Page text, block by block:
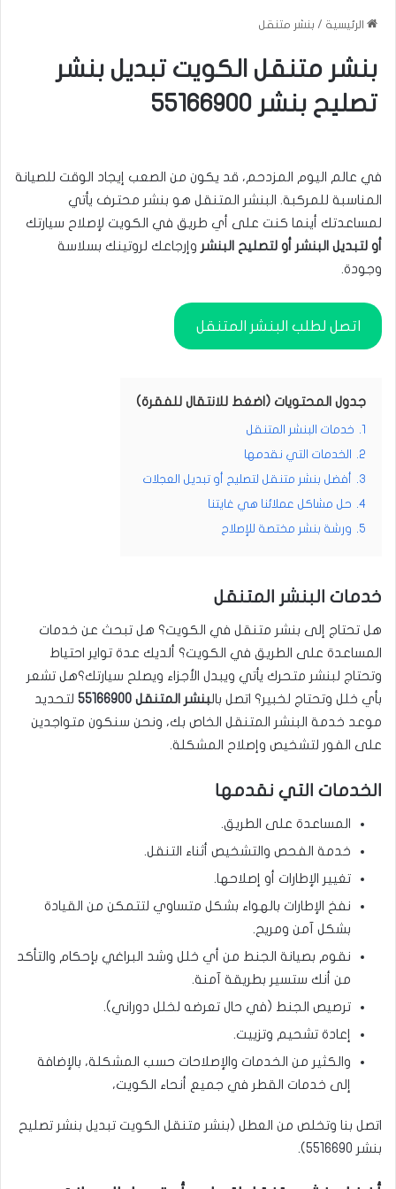
الرئيسية / بنشر متنقل
بنشر متنقل الكويت تبديل بنشر
تصليح بنشر 55166900
في عالم اليوم المزدحم، قد يكون من الصعب إيجاد الوقت للصيانة
المناسبة للمركبة. البنشر المتنقل هو بنشر محترف يأتي
لمساعدتك أينما كنت على أي طريق في الكويت لإصلاح سيارتك
أو لتبديل البنشر أو لتصليح البنشر وإرجاعك لروتينك بسلاسة
وجودة.
اتصل لطلب البنشر المتنقل
جدول المحتويات (اضغط للانتقال للفقرة)
خدمات البنشر المتنقل
2.
الخدمات التي نقدمها
3.
أفضل بنشر متنقل لتصليح أو تبديل العجلات
4.
حل مشاكل عملائنا هي غايتنا
5.
ورشة بنشر مختصة للإصلاح
خدمات البنشر المتنقل
هل تحتاج إلى بنشر متنقل في الكويت؟ هل تبحث عن خدمات
المساعدة على الطريق في الكويت؟ ألديك عدة تواير احتياط
وتحتاج لبنشر متحرك يأتي ويبدل الأجزاء ويصلح سيارتك؟هل تشعر
بأي خلل وتحتاج لخبير؟ اتصل بالبنشر المتنقل 55166900 لتحديد
موعد خدمة البنشر المتنقل الخاص بك، ونحن سنكون متواجدين
على الفور لتشخيص وإصلاح المشكلة.
الخدمات التي نقدمها
المساعدة على الطريق.
خدمة الفحص والتشخيص أثناء التنقل.
تغيير الإطارات أو إصلاحها.
نفخ الإطارات بالهواء بشكل متساوي لتتمكن من القيادة
بشكل آمن ومريح.
نقوم بصيانة الجنط من أي خلل وشد البراغي بإحكام والتأكد
من أنك ستسير بطريقة آمنة.
ترصيص الجنط (في حال تعرضه لخلل دوراني).
إعادة تشحيم وتزييت.
والكثير من الخدمات والإصلاحات حسب المشكلة، بالإضافة
إلى خدمات القطر في جميع أنحاء الكويت،
اتصل بنا وتخلص من العطل (بنشر متنقل الكويت تبديل بنشر تصليح
بنشر 5516690
).